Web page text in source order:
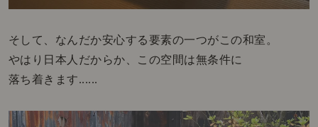
そして、なんだか安心する要素の一つがこの和室。
やはり日本人だからか、この空間は無条件に
落ち着きます......